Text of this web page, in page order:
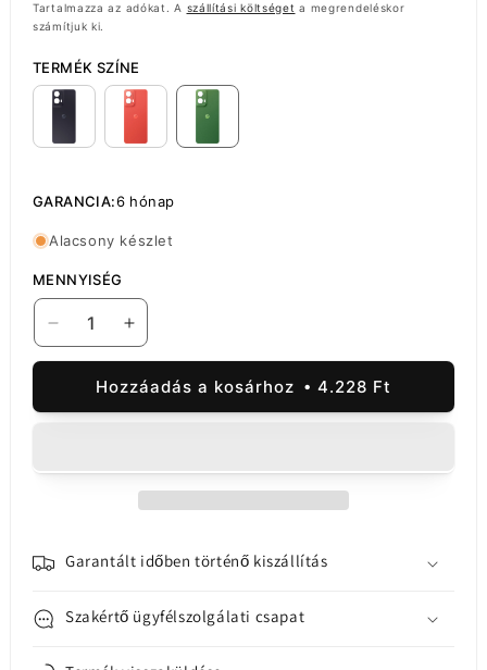
ár
Tartalmazza az adókat. A szállítási költséget a megrendeléskor
számítjuk ki.
TERMÉK SZÍNE
GARANCIA:6 hónap
Alacsony készlet
MENNYISÉG
Motorola
akkumulátor
Service
5S58C28885TD
csökkentése
Motorola
G35
akkumulátor
Service
Pack
5S58C28885TD
növelése
Hozzáadás a kosárhoz 4.228 Ft
Garantált időben történő kiszállítás
Szakértő ügyfélszolgálati csapat